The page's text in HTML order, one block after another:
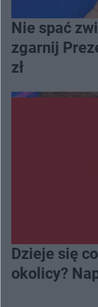
Nie spać
zgarnij
zł
Dzieje się
okolicy?